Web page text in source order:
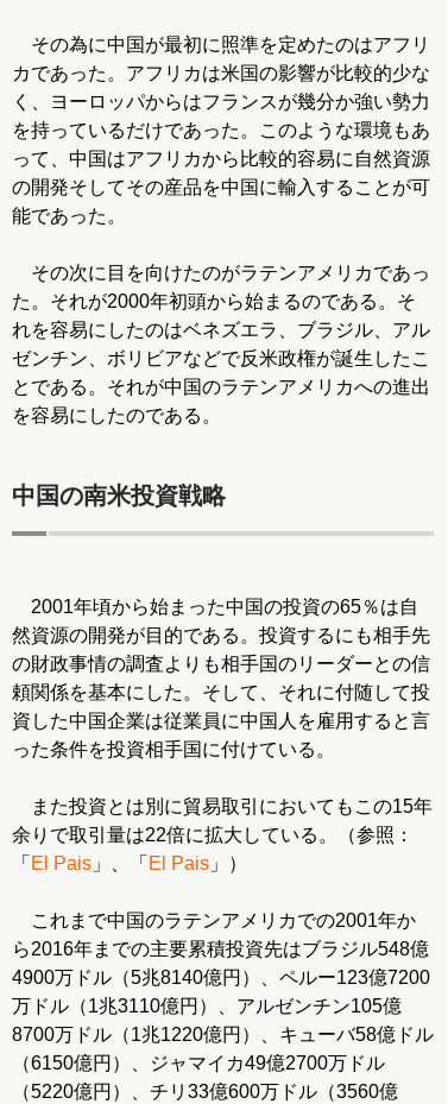
その為に中国が最初に照準を定めたのはアフリ
カであった。アフリカは米国の影響が比較的少な
く、ヨーロッパからはフランスが幾分か強い勢力
を持っているだけであった。このような環境もあ
って、中国はアフリカから比較的容易に自然資源
の開発そしてその産品を中国に輸入することが可
能であった。
その次に目を向けたのがラテンアメリカであっ
た。それが2000年初頭から始まるのである。そ
れを容易にしたのはベネズエラ、ブラジル、アル
ゼンチン、ボリビアなどで反米政権が誕生したこ
とである。それが中国のラテンアメリカへの進出
を容易にしたのである。
中国の南米投資戦略
2001年頃から始まった中国の投資の65％は自
然資源の開発が目的である。投資するにも相手先
の財政事情の調査よりも相手国のリーダーとの信
頼関係を基本にした。そして、それに付随して投
資した中国企業は従業員に中国人を雇用すると言
った条件を投資相手国に付けている。
また投資とは別に貿易取引においてもこの15年
余りで取引量は22倍に拡大している。（参照：
「 El Pais 」、「 El Pais 」）
これまで中国のラテンアメリカでの2001年か
ら2016年までの主要累積投資先はブラジル548億
4900万ドル（5兆8140億円）、ペルー123億7200
万ドル（1兆3110億円）、アルゼンチン105億
8700万ドル（1兆1220億円）、キューバ58億ドル
（6150億円）、ジャマイカ49億2700万ドル
（5220億円）、チリ33億600万ドル（3560億